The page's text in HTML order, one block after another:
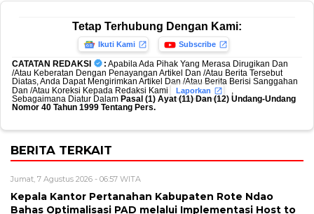
Tetap Terhubung Dengan Kami:
Ikuti Kami Subscribe
CATATAN REDAKSI : Apabila Ada Pihak Yang Merasa Dirugikan Dan
/Atau Keberatan Dengan Penayangan Artikel Dan /Atau Berita Tersebut
Diatas, Anda Dapat Mengirimkan Artikel Dan /Atau Berita Berisi Sanggahan
Dan /Atau Koreksi Kepada Redaksi Kami
Laporkan
,
Sebagaimana Diatur Dalam Pasal (1) Ayat (11) Dan (12) Undang-Undang
Nomor 40 Tahun 1999 Tentang Pers.
BERITA TERKAIT
Jumat, 7 Agustus 2026 - 06:57 WITA
Kepala Kantor Pertanahan Kabupaten Rote Ndao
Bahas Optimalisasi PAD melalui Implementasi Host to